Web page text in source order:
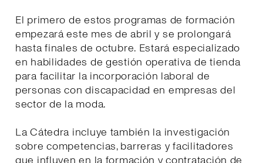
El primero de estos programas de formación
empezará este mes de abril y se prolongará
hasta finales de octubre. Estará especializado
en habilidades de gestión operativa de tienda
para facilitar la incorporación laboral de
personas con discapacidad en empresas del
sector de la moda.
La Cátedra incluye también la investigación
sobre competencias, barreras y facilitadores